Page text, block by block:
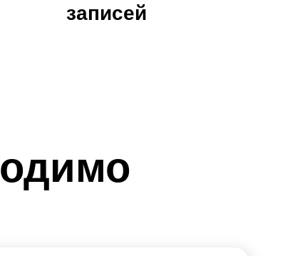
записей